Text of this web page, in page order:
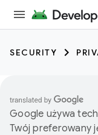
SECURITY
Google używa
Twój preferowany